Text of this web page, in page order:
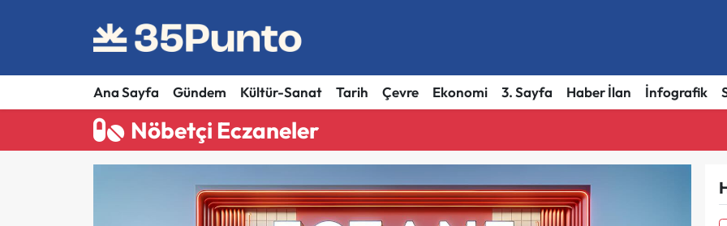
Ana Sayfa Gündem Kültür-Sanat Tarih Çevre Ekonomi 3. Sayfa Haber İlan İnfografik
Nöbetçi Eczaneler